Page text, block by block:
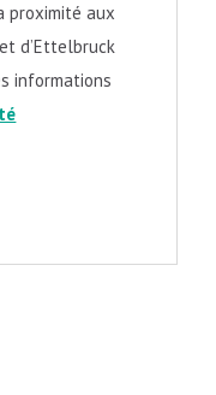
proximitéaux
d’Ettelbruck
informations